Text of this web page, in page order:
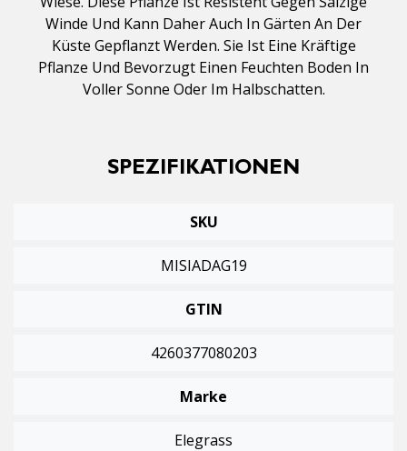
Winde Und Kann Daher Auch In Gärten An Der
Küste Gepflanzt Werden. Sie Ist Eine Kräftige
Pflanze Und Bevorzugt Einen Feuchten Boden In
Voller Sonne Oder Im Halbschatten.
SPEZIFIKATIONEN
SKU
MISIADAG19
GTIN
4260377080203
Marke
Elegrass